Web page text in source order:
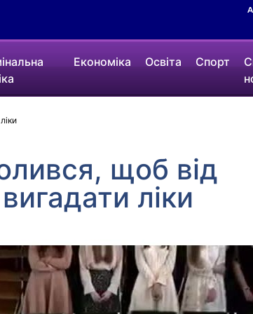
Економіка Освіта Спорт
щоб від
ліки